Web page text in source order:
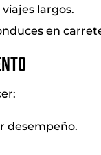
largos.
en
desempeño.